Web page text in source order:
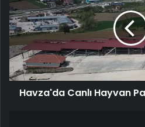
Hayvan
Pazarı
Süresiz
Kapandı
Havza'da Canlı Hayvan